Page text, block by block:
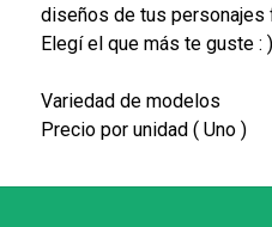
diseños de tus personajes
Elegí el que más te guste : )
Variedad de modelos
Precio por unidad ( Uno )